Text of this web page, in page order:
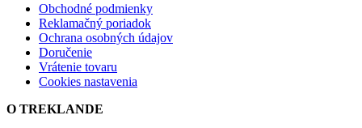
Obchodné podmienky
Reklamačný poriadok
Ochrana osobných údajov
Doručenie
Vrátenie tovaru
Cookies nastavenia
O TREKLANDE